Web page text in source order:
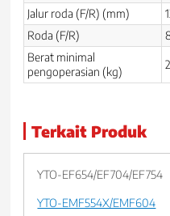
Jalur roda (F/R) (mm)
Roda (F/R)
Berat minimal
pengoperasian (kg)
Terkait Produk
YTO-EF654/EF704/EF754
YTO-EMF554X/EMF604